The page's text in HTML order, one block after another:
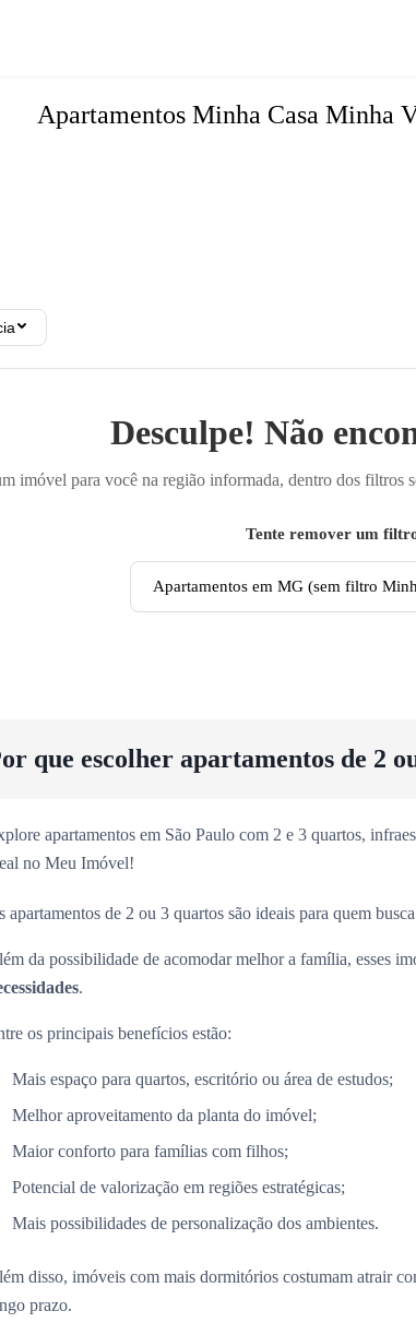
Apartamentos Minha Casa Minha
Desculpe! Não
imóvel para você na região informada, dentro dos
Tente remover um
Apartamentos em MG (sem filtro
que escolher apartamentos de 2
apartamentos em São Paulo com 2 e 3 quartos,
no Meu Imóvel!
apartamentos de 2 ou 3 quartos são ideais para quem
da possibilidade de acomodar melhor a família, esses
.
os principais benefícios estão:
Mais espaço para quartos, escritório ou área de estudos;
Melhor aproveitamento da planta do imóvel;
Maior conforto para famílias com filhos;
Potencial de valorização em regiões estratégicas;
Mais possibilidades de personalização dos ambientes.
disso, imóveis com mais dormitórios costumam atrair
prazo.